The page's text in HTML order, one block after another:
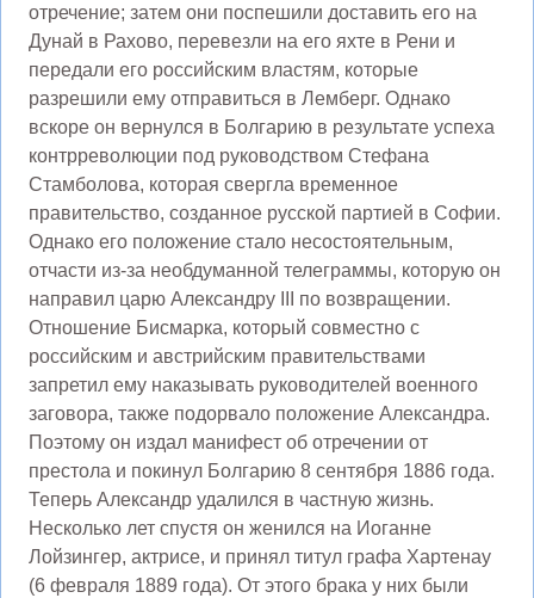
отречение; затем они поспешили доставить его на
Дунай в Рахово, перевезли на его яхте в Рени и
передали его российским властям, которые
разрешили ему отправиться в Лемберг. Однако
вскоре он вернулся в Болгарию в результате успеха
контрреволюции под руководством Стефана
Стамболова, которая свергла временное
правительство, созданное русской партией в Софии.
Однако его положение стало несостоятельным,
отчасти из-за необдуманной телеграммы, которую он
направил царю Александру III по возвращении.
Отношение Бисмарка, который совместно с
российским и австрийским правительствами
запретил ему наказывать руководителей военного
заговора, также подорвало положение Александра.
Поэтому он издал манифест об отречении от
престола и покинул Болгарию 8 сентября 1886 года.
Теперь Александр удалился в частную жизнь.
Несколько лет спустя он женился на Иоганне
Лойзингер, актрисе, и принял титул графа Хартенау
(6 февраля 1889 года). От этого брака у них были